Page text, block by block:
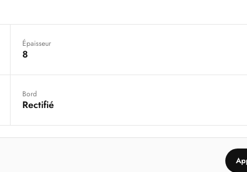
Épaisseur
8
Bord
Rectifié